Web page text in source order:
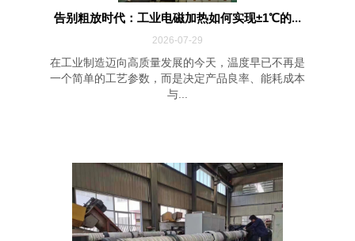
告别粗放时代：工业电磁加热如何实现±1℃的...
2026-07-29
在工业制造迈向高质量发展的今天，温度早已不再是
一个简单的工艺参数，而是决定产品良率、能耗成本
与...